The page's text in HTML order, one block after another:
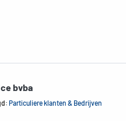
bvba
Particuliere klanten & Bedrijven